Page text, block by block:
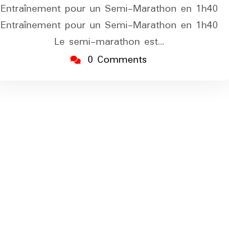
Entraînement pour un Semi-Marathon en 1h40
Entraînement pour un Semi-Marathon en 1h40
Le semi-marathon est…
0 Comments